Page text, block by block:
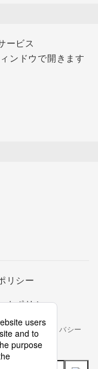
ービス
リシー
トポリシー
業としてプライバシー
。